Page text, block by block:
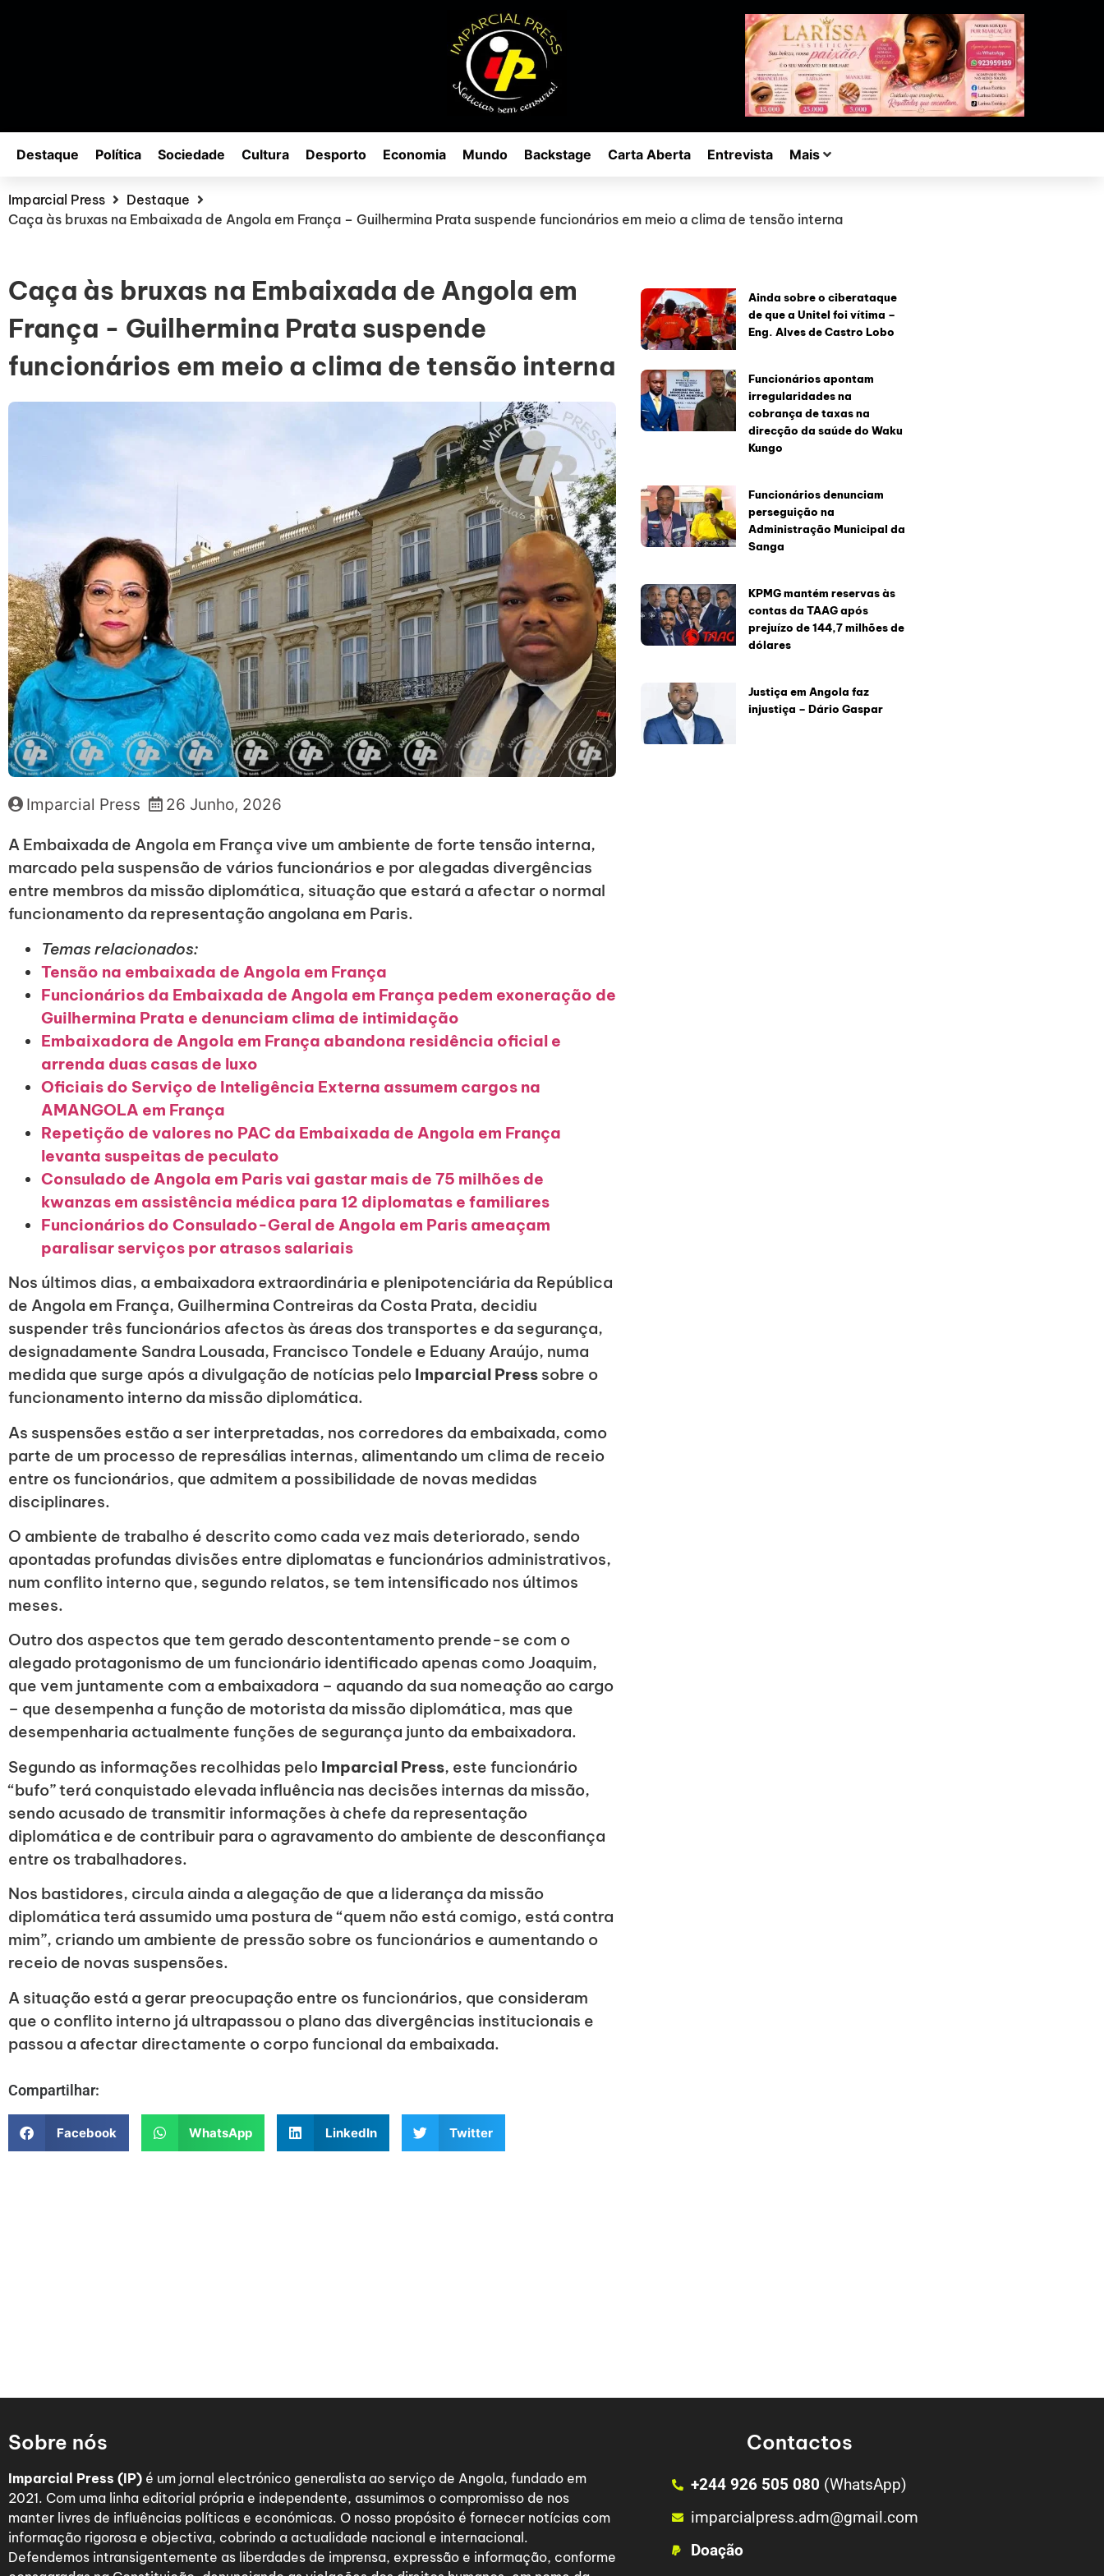
Destaque Política Sociedade Cultura Desporto Economia Mundo Backstage Carta Aberta Entrevista Mais
Imparcial Press
Destaque
Caça às bruxas na Embaixada de Angola em França – Guilhermina Prata suspende funcionários em meio a clima de tensão interna
Caça às bruxas na Embaixada de Angola em
França - Guilhermina Prata suspende
funcionários em meio a clima de tensão interna
Imparcial Press 26 Junho, 2026
A Embaixada de Angola em França vive um ambiente de forte tensão interna,
marcado pela suspensão de vários funcionários e por alegadas divergências
entre membros da missão diplomática, situação que estará a afectar o normal
funcionamento da representação angolana em Paris.
Temas relacionados:
Tensão na embaixada de Angola em França
Funcionários da Embaixada de Angola em França pedem exoneração de
Guilhermina Prata e denunciam clima de intimidação
Embaixadora de Angola em França abandona residência oficial e
arrenda duas casas de luxo
Oficiais do Serviço de Inteligência Externa assumem cargos na
AMANGOLA em França
Repetição de valores no PAC da Embaixada de Angola em França
levanta suspeitas de peculato
Consulado de Angola em Paris vai gastar mais de 75 milhões de
kwanzas em assistência médica para 12 diplomatas e familiares
Funcionários do Consulado-Geral de Angola em Paris ameaçam
paralisar serviços por atrasos salariais
Nos últimos dias, a embaixadora extraordinária e plenipotenciária da República
de Angola em França, Guilhermina Contreiras da Costa Prata, decidiu
suspender três funcionários afectos às áreas dos transportes e da segurança,
designadamente Sandra Lousada, Francisco Tondele e Eduany Araújo, numa
medida que surge após a divulgação de notícias pelo Imparcial Press sobre o
funcionamento interno da missão diplomática.
As suspensões estão a ser interpretadas, nos corredores da embaixada, como
parte de um processo de represálias internas, alimentando um clima de receio
entre os funcionários, que admitem a possibilidade de novas medidas
disciplinares.
O ambiente de trabalho é descrito como cada vez mais deteriorado, sendo
apontadas profundas divisões entre diplomatas e funcionários administrativos,
num conflito interno que, segundo relatos, se tem intensificado nos últimos
meses.
Outro dos aspectos que tem gerado descontentamento prende-se com o
alegado protagonismo de um funcionário identificado apenas como Joaquim,
que vem juntamente com a embaixadora – aquando da sua nomeação ao cargo
– que desempenha a função de motorista da missão diplomática, mas que
desempenharia actualmente funções de segurança junto da embaixadora.
Segundo as informações recolhidas pelo Imparcial Press, este funcionário
“bufo” terá conquistado elevada influência nas decisões internas da missão,
sendo acusado de transmitir informações à chefe da representação
diplomática e de contribuir para o agravamento do ambiente de desconfiança
entre os trabalhadores.
Nos bastidores, circula ainda a alegação de que a liderança da missão
diplomática terá assumido uma postura de “quem não está comigo, está contra
mim”, criando um ambiente de pressão sobre os funcionários e aumentando o
receio de novas suspensões.
A situação está a gerar preocupação entre os funcionários, que consideram
que o conflito interno já ultrapassou o plano das divergências institucionais e
passou a afectar directamente o corpo funcional da embaixada.
Compartilhar:
Facebook WhatsApp LinkedIn Twitter
Ainda sobre o ciberataque
de que a Unitel foi vítima –
Eng. Alves de Castro Lobo
Funcionários apontam
irregularidades na
cobrança de taxas na
direcção da saúde do Waku
Kungo
Funcionários denunciam
perseguição na
Administração Municipal da
Sanga
KPMG mantém reservas às
contas da TAAG após
prejuízo de 144,7 milhões de
dólares
Justiça em Angola faz
injustiça – Dário Gaspar
Sobre nós
Imparcial Press (IP) é um jornal electrónico generalista ao serviço de Angola, fundado em
2021. Com uma linha editorial própria e independente, assumimos o compromisso de nos
manter livres de influências políticas e económicas. O nosso propósito é fornecer notícias com
informação rigorosa e objectiva, cobrindo a actualidade nacional e internacional.
Defendemos intransigentemente as liberdades de imprensa, expressão e informação, conforme
Contactos
+244 926 505 080 (WhatsApp)
imparcialpress.adm@gmail.com
Doação